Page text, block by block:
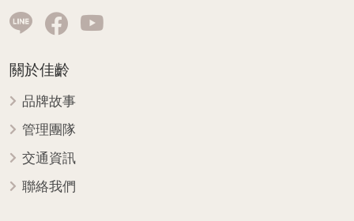
關於佳齡
品牌故事
管理團隊
交通資訊
聯絡我們